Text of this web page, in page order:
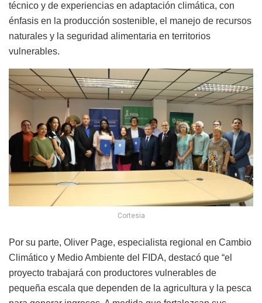
técnico y de experiencias en adaptación climática, con
énfasis en la producción sostenible, el manejo de recursos
naturales y la seguridad alimentaria en territorios
vulnerables.
Cortesia
Por su parte, Oliver Page, especialista regional en Cambio
Climático y Medio Ambiente del FIDA, destacó que “el
proyecto trabajará con productores vulnerables de
pequeña escala que dependen de la agricultura y la pesca